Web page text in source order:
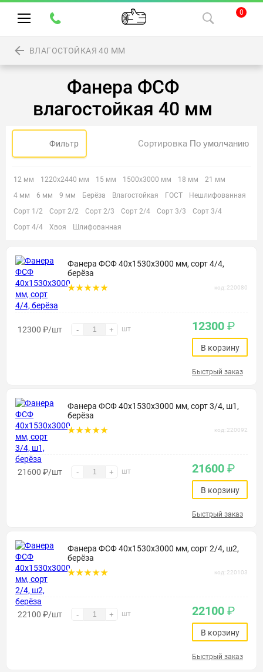
0
ВЛАГОСТОЙКАЯ 40 ММ
Фанера ФСФ
влагостойкая 40 мм
Фильтр Сортировка
12 мм 1220х2440 мм 15 мм 1500х3000 мм 18 мм
21 мм
4 мм
6 мм 9 мм Берёза Влагостойкая ГОСТ
Нешлифованная
Сорт 1/2
Сорт 2/2 Сорт 2/3 Сорт 2/4 Сорт 3/3
Сорт 3/4
Сорт 4/4
Хвоя Шлифованная
Фанера ФСФ 40х1530х3000 мм, сорт 4/4,
берёза
код: 220080
12300 ₽/шт - + шт 12300 ₽
В корзину
Быстрый заказ
Фанера ФСФ 40х1530х3000 мм, сорт 3/4, ш1,
берёза
код: 220092
21600 ₽/шт - + шт 21600 ₽
В корзину
Быстрый заказ
Фанера ФСФ 40х1530х3000 мм, сорт 2/4, ш2,
берёза
код: 220103
22100 ₽/шт - + шт 22100 ₽
В корзину
Быстрый заказ